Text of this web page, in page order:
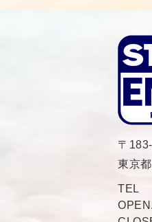
〒
東京
TEL
OPEN.